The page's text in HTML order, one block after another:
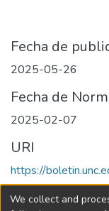
Fecha de
2025-05-26
Fecha de
2025-02-07
URI
https://
Collections
We collect and